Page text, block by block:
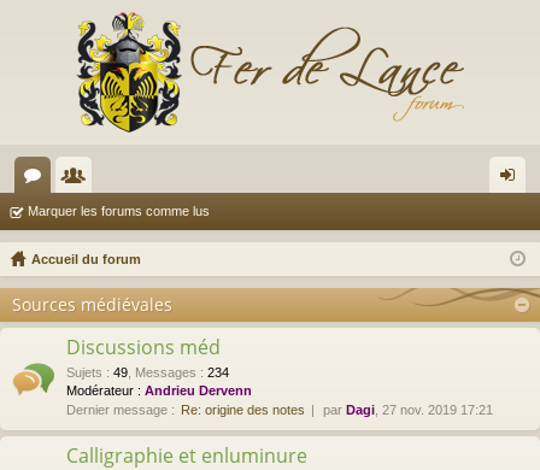
or
u
s
e
m
es
ne
on
Marquer les forums comme lus
Accueil du forum
Sources médiévales
Discussions méd
Sujets : 49 Messages : 234
Modérateur : Andrieu Dervenn
Dernier message : Re: origine des notes par Dagi , 27 nov. 2019 17:21
Calligraphie et enluminure